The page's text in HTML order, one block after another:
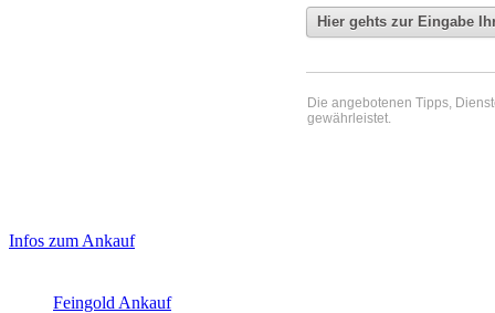
Die angebotenen Tipps,
gewährleistet.
Sidebar
Infos zum Ankauf
Feingold Ankauf